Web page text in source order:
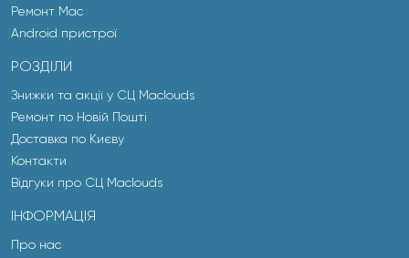
Ремонт Mac
Android пристрої
РОЗДІЛИ
Знижки та акції у СЦ Maclouds
Ремонт по Новій Пошті
Доставка по Києву
Контакти
Відгуки про СЦ Maclouds
ІНФОРМАЦІЯ
Про нас